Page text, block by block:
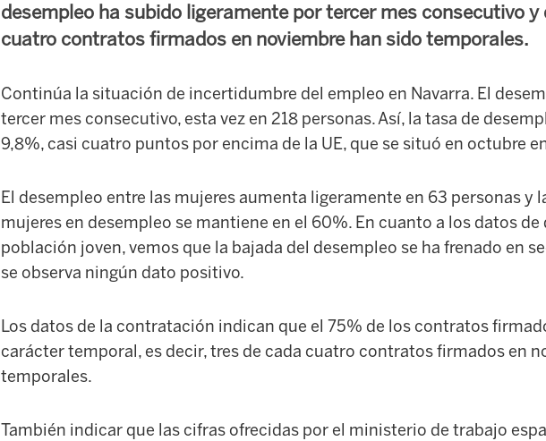
desempleo ha subido ligeramente por tercer mes consecutivo y
cuatro contratos firmados en noviembre han sido temporales.
Continúa la situación de incertidumbre del empleo en Navarra. El
tercer mes consecutivo, esta vez en 218 personas. Así, la tasa de
9,8%, casi cuatro puntos por encima de la UE, que se situó en octubre
El desempleo entre las mujeres aumenta ligeramente en 63 personas y
mujeres en desempleo se mantiene en el 60%. En cuanto a los datos de
población joven, vemos que la bajada del desempleo se ha frenado en
se observa ningún dato positivo.
Los datos de la contratación indican que el 75% de los contratos
carácter temporal, es decir, tres de cada cuatro contratos firmados en
temporales.
También indicar que las cifras ofrecidas por el ministerio de trabajo